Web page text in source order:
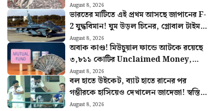
August 8, 2026
ভারতের মাটিতে এই প্রথম আসছে জাপানের F-
2 যুদ্ধবিমান! ঘুম উড়ল চিনের, গ্লোবাল টাইমস
করল সতর্ক
August 8, 2026
অবাক কাণ্ড! মিউচুয়াল ফান্ডে আটকে রয়েছে
৩,৮১১ কোটির Unclaimed Money,
জানাল SEBI
August 8, 2026
বল হাতে উইকেট, ব্যাট হাতে রানের পর
গম্ভীরকে হাসিয়েও দেখালেন জাদেজা! স্বস্তিতে
ভারতীয় দল
August 8, 2026